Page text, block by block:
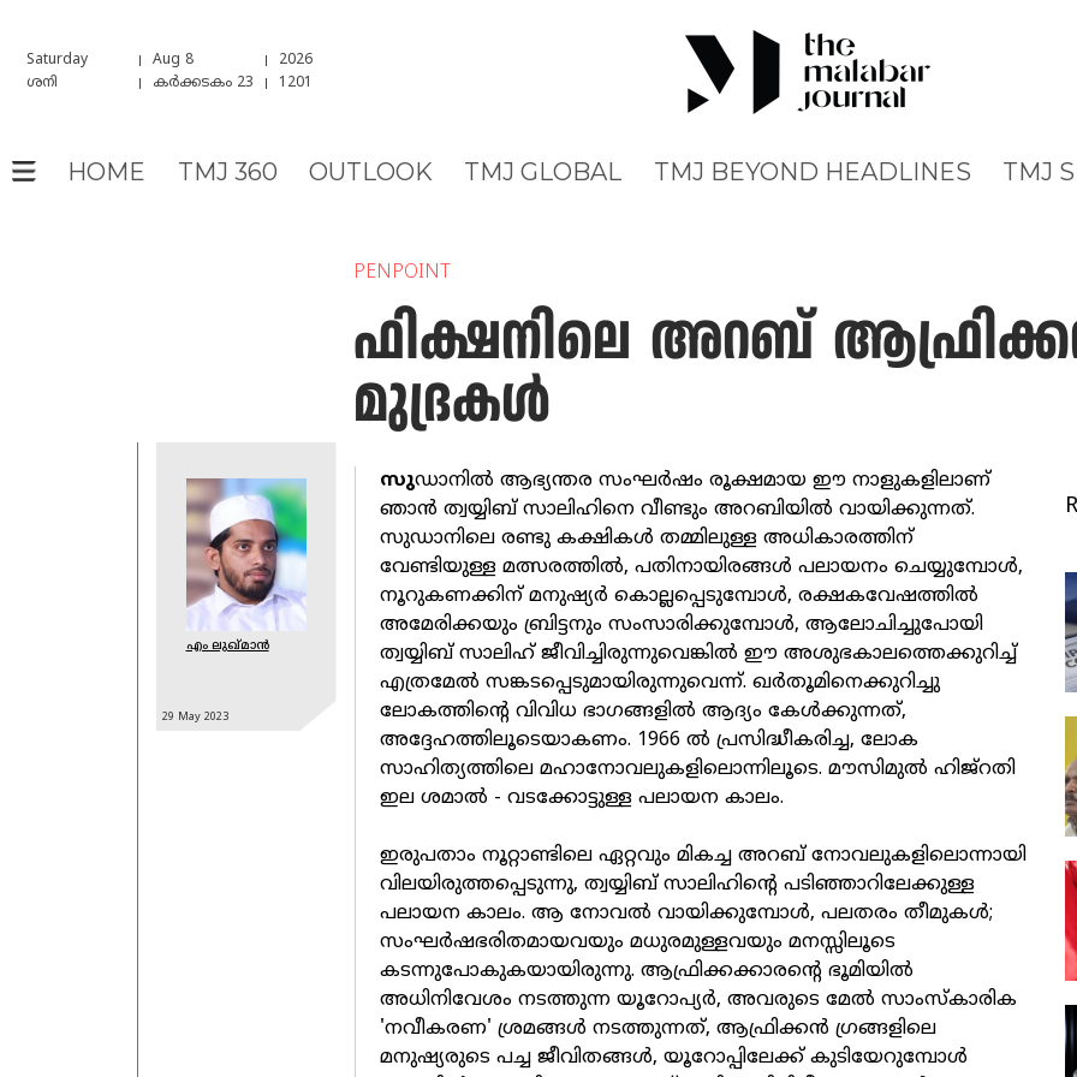
Saturday Aug 8
2026
ശനി
കർക്കടകം 23 1201
HOME TMJ 360 OUTLOOK TMJ GLOBAL TMJ BEYOND HEADLINES TMJ
PENPOINT
ഫിക്ഷനിലെ അറബ്
മുദ്രകൾ
എം ലുഖ്മാന്‍
29 May2023
സുഡാനിൽ ആഭ്യന്തര സംഘർഷം രൂക്ഷമായ ഈ നാളുകളിലാണ്
ഞാൻ ത്വയ്യിബ് സാലിഹിനെ വീണ്ടും അറബിയിൽ വായിക്കുന്നത്.
സുഡാനിലെ രണ്ടു കക്ഷികൾ തമ്മിലുള്ള അധികാരത്തിന്
വേണ്ടിയുള്ള മത്സരത്തിൽ, പതിനായിരങ്ങൾ പലായനം ചെയ്യുമ്പോൾ,
നൂറുകണക്കിന് മനുഷ്യർ കൊല്ലപ്പെടുമ്പോൾ, രക്ഷകവേഷത്തിൽ
അമേരിക്കയും ബ്രിട്ടനും സംസാരിക്കുമ്പോൾ, ആലോചിച്ചുപോയി
ത്വയ്യിബ് സാലിഹ് ജീവിച്ചിരുന്നുവെങ്കിൽ ഈ അശുഭകാലത്തെക്കുറിച്ച്
എത്രമേൽ സങ്കടപ്പെടുമായിരുന്നുവെന്ന്. ഖർതൂമിനെക്കുറിച്ചു
ലോകത്തിന്റെ വിവിധ ഭാഗങ്ങളിൽ ആദ്യം കേൾക്കുന്നത്,
അദ്ദേഹത്തിലൂടെയാകണം. 1966 ൽ പ്രസിദ്ധീകരിച്ച, ലോക
സാഹിത്യത്തിലെ മഹാനോവലുകളിലൊന്നിലൂടെ. മൗസിമുൽ ഹിജ്റതി
ഇല ശമാൽ - വടക്കോട്ടുള്ള പലായന കാലം.
ഇരുപതാം നൂറ്റാണ്ടിലെ ഏറ്റവും മികച്ച അറബ് നോവലുകളിലൊന്നായി
വിലയിരുത്തപ്പെടുന്നു, ത്വയ്യിബ് സാലിഹിന്റെ പടിഞ്ഞാറിലേക്കുള്ള
പലായന കാലം. ആ നോവൽ വായിക്കുമ്പോൾ, പലതരം തീമുകൾ;
സംഘർഷഭരിതമായവയും മധുരമുള്ളവയും മനസ്സിലൂടെ
കടന്നുപോകുകയായിരുന്നു. ആഫ്രിക്കക്കാരന്റെ ഭൂമിയിൽ
അധിനിവേശം നടത്തുന്ന യൂറോപ്യർ, അവരുടെ മേൽ സാംസ്‌കാരിക
'നവീകരണ' ശ്രമങ്ങൾ നടത്തുന്നത്, ആഫ്രിക്കൻ ഗ്രങ്ങളിലെ
മനുഷ്യരുടെ പച്ച ജീവിതങ്ങൾ, യൂറോപ്പിലേക്ക് കുടിയേറുമ്പോൾ